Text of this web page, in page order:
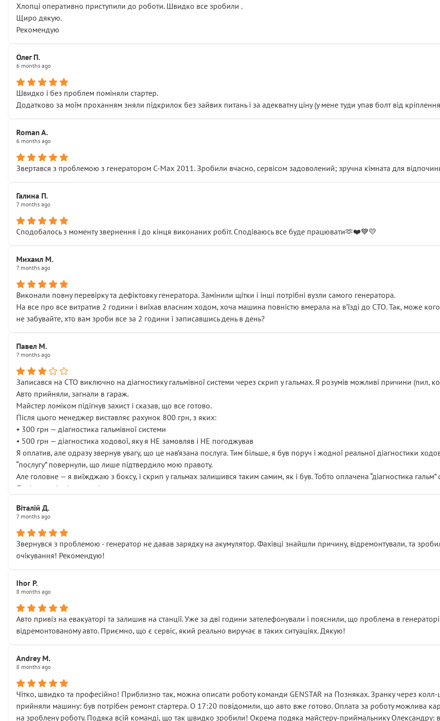
Хлопці оперативно приступили до роботи. Швидко все зробили .
Щиро дякую.
Рекомендую
Олег П.
6 months ago
Швидко і без проблем поміняли стартер.
Додатково за моїм проханням зняли підкрилок без зайвих питань і за адекватну ціну (у мене туди упав болт від
Roman A.
6 months ago
Звертався з проблемою з генератором C-Max 2011. Зробили вчасно, сервісом задоволений; зручна кімната для
Галина П.
7 months ago
Сподобалось з моменту звернення і до кінця виконаних робіт. Сподіваюсь все буде працювати🫶❤️💙💛
Михаил М.
7 months ago
Виконали повну перевірку та дефіктовку генератора. Замінили щітки і інші потрібні вузли самого генератора.
На все про все витратив 2 години і виїхав власним ходом, хоча машина повністю вмерала на вʼїзді до СТО. Так, може
не забувайте, хто вам зроби все за 2 години і записавшись день в день?
Павел М.
7 months ago
Записався на СТО виключно на діагностику гальмівної системи через скрип у гальмах. Я розумів можливі причини (пил,
Авто прийняли, загнали в гараж.
Майстер ломіком підігнув захист і сказав, що все готово.
Після цього менеджер виставляє рахунок 800 грн, з яких:
• 300 грн — діагностика гальмівної системи
• 500 грн — діагностика ходової, яку я НЕ замовляв і НЕ погоджував
Я оплатив, але одразу звернув увагу, що це нав’язана послуга. Тим більше, я був поруч і жодної реальної діагностики
“послугу” повернули, що лише підтвердило мою правоту.
Але головне — я виїжджаю з боксу, і скрип у гальмах залишився таким самим, як і був. Тобто оплачена “діагностика
Далі ситуація тільки погіршилась:
• що біля авто стояти вже не можна
( ну все зняли та доробили) дякую!
Окремий момент, який виглядає абсурдно:
мені заявили, що бачок гальмівної рідини потрібно міняти разом із головним гальмівним циліндром у зборі.
Що прикро — це не перший мій візит. Раніше міняв у вас стартер, і тоді сервіс наче справив хороше враження. Але
пояснили, що це “старі гайки, які відкручували”, і попросили не хвилюватися. ( надіюсь новий власник, не застяг в полі))
Але після нинішнього візиту такі дрібниці вже не здаються дрібницями.
Я — клієнт, який працює на довірі, і саме її цей сервіс серйозно підірвав.
Хотілося б більше:
• прозорості в роботах і рахунках
• реальної діагностики, а не формального “подивились і поїхав”
На жаль, складається враження, що сервіс працює не на якість, а “аби швидше і дорожче”. Саме це і псує загальне
Стосовно комунікації - все добре
Віталій Д.
7 months ago
Звернувся з проблемою - генератор не давав зарядку на акумулятор. Фахівці знайшли причину, відремонтували, та
очікування! Рекомендую!
Ihor P.
8 months ago
Авто привіз на евакуаторі та залишив на станції. Уже за дві години зателефонували і пояснили, що проблема в
відремонтованому авто. Приємно, що є сервіс, який реально виручає в таких ситуаціях. Дякую!
Andrey M.
8 months ago
Чітко, швидко та професійно! Приблизно так, можна описати роботу команди GENSTAR на Позняках. Зранку через колл-
прийняли машину: був потрібен ремонт стартера. О 17:20 повідомили, що авто вже готово. Оплата за роботу можлива
на зроблену роботу. Подяка всій команді, що так швидко зробили! Окрема подяка майстеру-приймальнику Олександру: